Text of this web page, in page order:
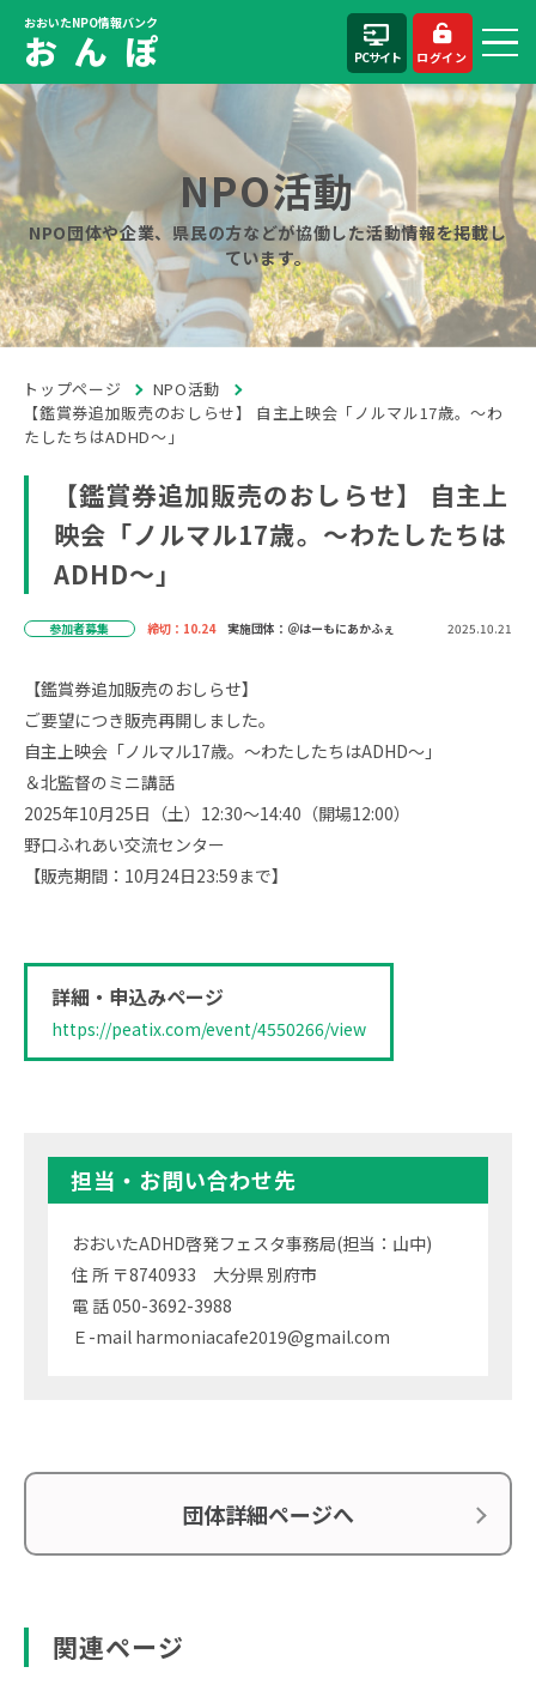
おおいたNPO情報バンク
お ん ぽ PCサイト ログイン
NPO活動
NPO団体や企業、県民の方などが協働した活動情報を掲載し
ています。
トップページ
NPO活動
【鑑賞券追加販売のおしらせ】 自主上映会「ノルマル17歳。～わ
たしたちはADHD～」
【鑑賞券追加販売のおしらせ】 自主上
映会「ノルマル17歳。～わたしたちは
ADHD～」
参加者募集 締切：10.24 実施団体：＠はーもにあかふぇ 2025.10.21
【鑑賞券追加販売のおしらせ】
ご要望につき販売再開しました。
自主上映会「ノルマル17歳。～わたしたちはADHD～」
＆北監督のミニ講話
2025年10月25日（土）12:30～14:40（開場12:00）
野口ふれあい交流センター
【販売期間：10月24日23:59まで】
詳細・申込みページ
https://peatix.com/event/4550266/view
担当・お問い合わせ先
おおいたADHD啓発フェスタ事務局(担当：山中)
住 所 〒8740933 大分県 別府市
電 話 050-3692-3988
Ｅ-mail harmoniacafe2019@gmail.com
団体詳細ページへ
関連ページ